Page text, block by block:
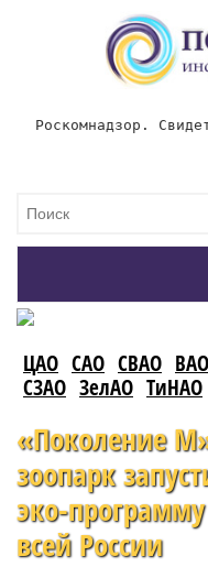
Роскомнадзор.
ЦАО САО СВАО ВАО
СЗАО ЗелАО ТиНАО
«Поколение
зоопарк
эко-
всей России